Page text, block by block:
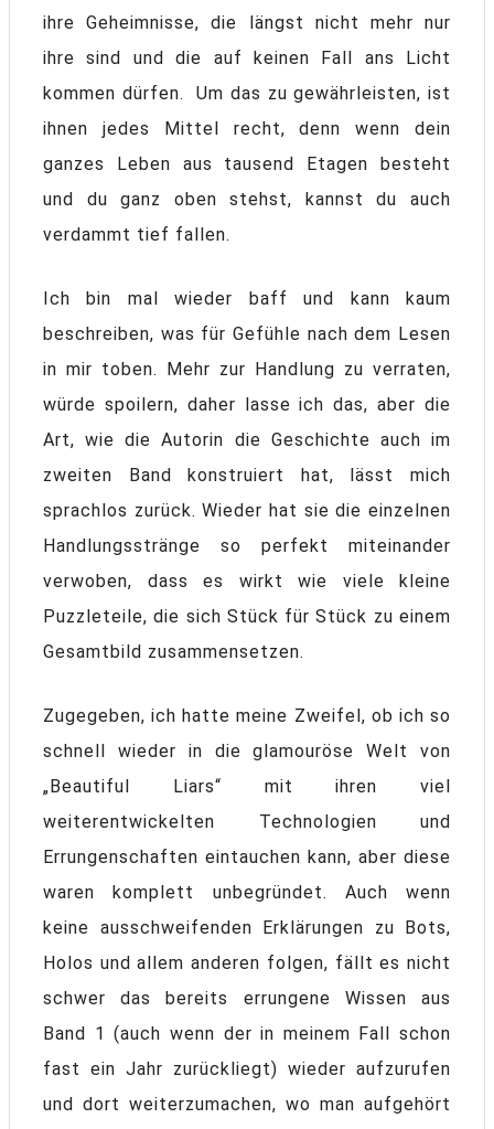
ihre Geheimnisse, die längst nicht mehr nur
ihre sind und die auf keinen Fall ans Licht
kommen dürfen. Um das zu gewährleisten, ist
ihnen jedes Mittel recht, denn wenn dein
ganzes Leben aus tausend Etagen besteht
und du ganz oben stehst, kannst du auch
verdammt tief fallen.
Ich bin mal wieder baff und kann kaum
beschreiben, was für Gefühle nach dem Lesen
in mir toben. Mehr zur Handlung zu verraten,
würde spoilern, daher lasse ich das, aber die
Art, wie die Autorin die Geschichte auch im
zweiten Band konstruiert hat, lässt mich
sprachlos zurück. Wieder hat sie die einzelnen
Handlungsstränge so perfekt miteinander
verwoben, dass es wirkt wie viele kleine
Puzzleteile, die sich Stück für Stück zu einem
Gesamtbild zusammensetzen.
Zugegeben, ich hatte meine Zweifel, ob ich so
schnell wieder in die glamouröse Welt von
„Beautiful Liars“ mit ihren viel
weiterentwickelten Technologien und
Errungenschaften eintauchen kann, aber diese
waren komplett unbegründet. Auch wenn
keine ausschweifenden Erklärungen zu Bots,
Holos und allem anderen folgen, fällt es nicht
schwer das bereits errungene Wissen aus
Band 1 (auch wenn der in meinem Fall schon
fast ein Jahr zurückliegt) wieder aufzurufen
und dort weiterzumachen, wo man aufgehört